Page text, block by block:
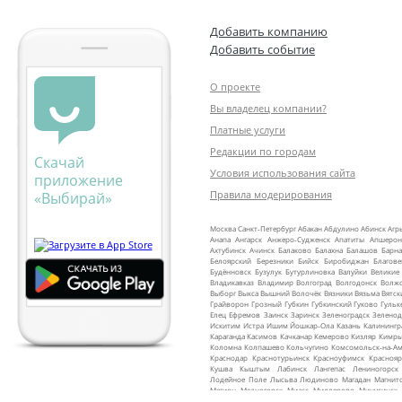
Скачай
приложение
«Выбирай»
Добавить компанию
Добавить событие
О проекте
Вы владелец компании?
Платные услуги
Редакции по городам
Условия использования сайта
Правила модерирования
МоскваСанкт‑ПетербургАбаканАбдулиноАбинск
Анапа Ангарск Анжеро‑Судженск Апатиты
Ахтубинск Ачинск Балаково Балахна Балашов
Белоярский Березники Бийск Биробиджан
Будённовск Бузулук Бутурлиновка Валуйки
Владикавказ Владимир Волгоград Волгодонск
ВыборгВыкса Вышний Волочёк Вязники Вязьма
Грайворон Грозный Губкин Губкинский Гуково
Елец Ефремов Заинск Заринск Зеленоградск
Искитим Истра Ишим Йошкар‑Ола Казань
Караганда Касимов Качканар Кемерово Кизляр Кимры
Коломна Колпашево Кольчугино
Краснодар Краснотурьинск Красноуфимск
Кушва
Кыштым Лабинск Лангепас
Лениногорск
Лодейное Поле Лысьва Людиново Магадан
Мегион Медногорск Миасс Миллерово Минусинск